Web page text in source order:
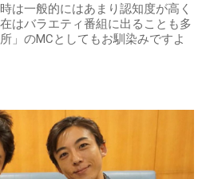
は一般的にはあまり認知度が高く
はバラエティ番組に出ることも多
」のMCとしてもお馴染みですよ